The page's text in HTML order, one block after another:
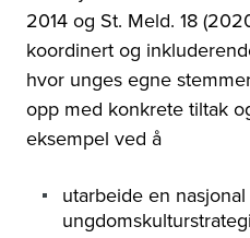
2014 og St. Meld. 18
koordinert og
hvor unges egne
opp med konkrete tiltak
eksempel ved å
utarbeide en
ungdomskulturstrategi